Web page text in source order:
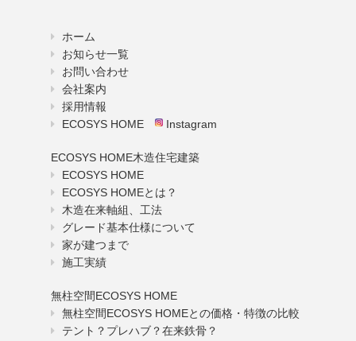
ホーム
お知らせ一覧
お問い合わせ
会社案内
採用情報
ECOSYS HOME
Instagram
ECOSYS HOME木造住宅建築
ECOSYS HOME
ECOSYS HOMEとは？
木造在来軸組、工法
グレード基本仕様について
家が建つまで
施工実績
無柱空間ECOSYS HOME
無柱空間ECOSYS HOMEとの価格・特徴の比較
テント？プレハブ？在来鉄骨？